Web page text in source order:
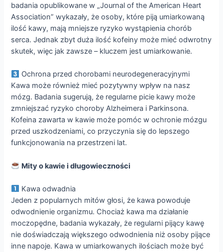
badania opublikowane w „Journal of the American Heart
Association” wykazały, że osoby, które piją umiarkowaną
ilość kawy, mają mniejsze ryzyko wystąpienia chorób
serca. Jednak zbyt duża ilość kofeiny może mieć odwrotny
skutek, więc jak zawsze – kluczem jest umiarkowanie.
Ochrona przed chorobami neurodegeneracyjnymi
Kawa może również mieć pozytywny wpływ na nasz
mózg. Badania sugerują, że regularne picie kawy może
zmniejszać ryzyko choroby Alzheimera i Parkinsona.
Kofeina zawarta w kawie może pomóc w ochronie mózgu
przed uszkodzeniami, co przyczynia się do lepszego
funkcjonowania na przestrzeni lat.
Mity o kawie i długowieczności
Kawa odwadnia
Jeden z popularnych mitów głosi, że kawa powoduje
odwodnienie organizmu. Chociaż kawa ma działanie
moczopędne, badania wykazały, że regularni pijący kawę
nie doświadczają większego odwodnienia niż osoby pijące
inne napoje. Kawa w umiarkowanych ilościach może być